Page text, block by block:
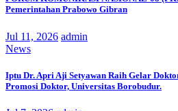
Pemerintahan Prabowo Gibran
Jul 11, 2026 admin
News
Iptu Dr. Apri Aji Setyawan Raih Gelar
Promosi Doktor, Universitas Borobudur.